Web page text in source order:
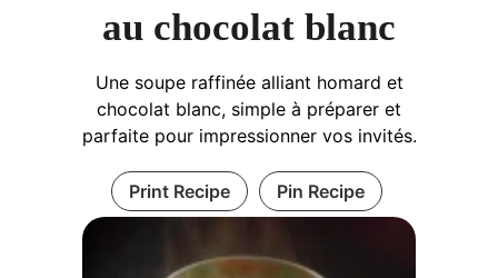
au chocolat blanc
Une soupe raffinée alliant homard et
chocolat blanc, simple à préparer et
parfaite pour impressionner vos invités.
Print Recipe Pin Recipe